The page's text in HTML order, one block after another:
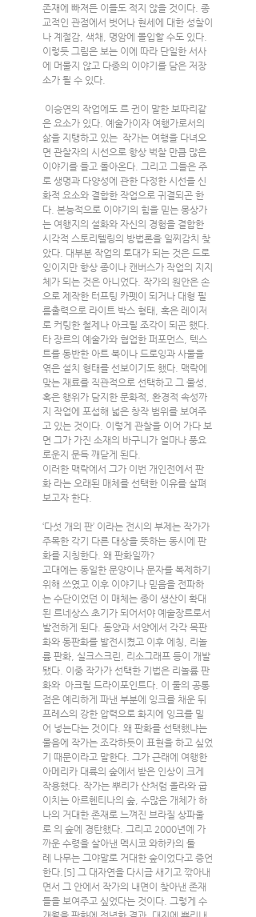
존재에 빠져든 이들도 적지 않을 것이다. 종
교적인 관점에서 벗어나 현세에 대한 성찰이
나 계절감, 색채, 명암에 몰입할 수도 있다.
이렇듯 그림은 보는 이에 따라 단일한 서사
에 머물지 않고 다종의 이야기를 담은 저장
소가 될 수 있다.
이승연의 작업에도 르 귄이 말한 보따리같
은 요소가 있다. 예술가이자 여행가로서의
삶을 지탱하고 있는  작가는 여행을 다녀오
면 관찰자의 시선으로 항상 벅찰 만큼 많은
이야기를 들고 돌아온다. 그리고 그들은 주
로 생명과 다양성에 관한 다정한 시선을 신
화적 요소와 결합한 작업으로 귀결되곤 한
다. 본능적으로 이야기의 힘을 믿는 몽상가
는 여행지의 설화와 자신의 경험을 결합한
시각적 스토리텔링의 방법론을 일찌감치 찾
았다. 대부분 작업의 토대가 되는 것은 드로
잉이지만 항상 종이나 캔버스가 작업의 지지
체가 되는 것은 아니었다. 작가의 원안은 손
으로 제작한 터프팅 카펫이 되거나 대형 필
름출력으로 라이트 박스 형태, 혹은 레이저
로 커팅한 철제나 아크릴 조각이 되곤 했다.
타 장르의 예술가와 협업한 퍼포먼스, 텍스
트를 동반한 아트 북이나 드로잉과 사물을
엮은 설치 형태를 선보이기도 했다. 맥락에
맞는 재료를 직관적으로 선택하고 그 물성,
혹은 행위가 담지한 문화적, 환경적 속성까
지 작업에 포섭해 넓은 창작 범위를 보여주
고 있는 것이다. 이렇게 관찰을 이어 가다 보
면 그가 가진 소재의 바구니가 얼마나 풍요
로운지 문득 깨닫게 된다.
이러한 맥락에서 그가 이번 개인전에서 판
화 라는 오래된 매체를 선택한 이유를 살펴
보고자 한다.
‘다섯 개의 판’ 이라는 전시의 부제는 작가가
주목한 각기 다른 대상을 뜻하는 동시에 판
화를 지칭한다. 왜 판화일까?
고대에는 동일한 문양이나 문자를 복제하기
위해 쓰였고 이후 이야기나 믿음을 전파하
는 수단이었던 이 매체는 종이 생산이 확대
된 르네상스 초기가 되어서야 예술장르로서
발전하게 된다. 동양과 서양에서 각각 목판
화와 동판화를 발전시켰고 이후 에칭, 리놀
륨 판화, 실크스크린, 리소그래프 등이 개발
됐다. 이중 작가가 선택한 기법은 리놀륨 판
화와  아크릴 드라이포인트다. 이 둘의 공통
점은 예리하게 파낸 부분에 잉크를 채운 뒤
프레스의 강한 압력으로 화지에 잉크를 밀
어 넣는다는 것이다. 왜 판화를 선택했냐는
물음에 작가는 조각하듯이 표현을 하고 싶었
기 때문이라고 말한다. 그가 근래에 여행한
아메리카 대륙의 숲에서 받은 인상이 크게
작용했다. 작가는 뿌리가 산처럼 올라와 굽
이치는 아르헨티나의 숲, 수많은 개체가 하
나의 거대한 존재로 느껴진 브라질 상파울
로 의 숲에 경탄했다. 그리고 2000년에 가
까운 수령을 살아낸 멕시코 와하카의 툴
레 나무는 그야말로 거대한 숲이었다고 증언
한다.[5] 그 대자연을 다시금 새기고 깎아내
면서 그 안에서 작가의 내면이 찾아낸 존재
들을 보여주고 싶었다는 것이다. 그렇게 수